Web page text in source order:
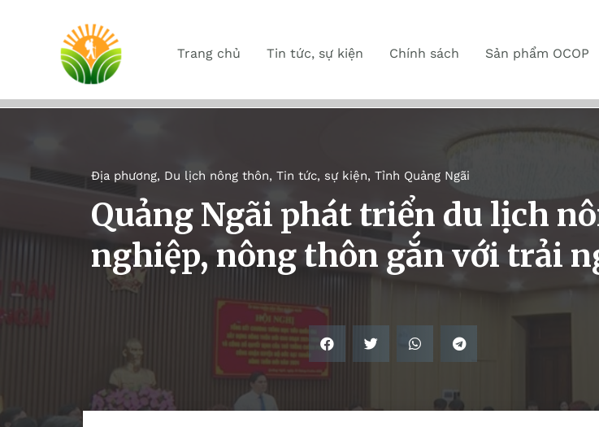
Trang chủ Tin tức, sự kiện Chính sách Sản phẩm OCOP
Địa phương, Du lịch nông thôn, Tin tức, sự kiện, Tỉnh Quảng Ngãi
Quảng Ngãi phát triển du lịch
nghiệp, nông thôn gắn với trải